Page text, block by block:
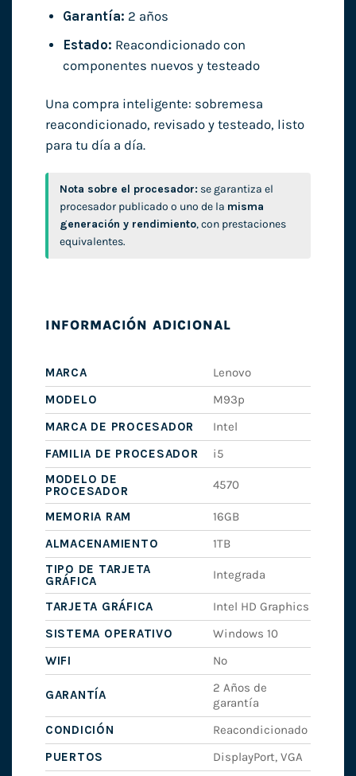
Garantía: 2 años
Estado: Reacondicionado con
componentes nuevos y testeado
Una compra inteligente: sobremesa
reacondicionado, revisado y testeado, listo
para tu día a día.
Nota sobre el procesador: se garantiza el
procesador publicado o uno de la misma
generación y rendimiento, con prestaciones
equivalentes.
INFORMACIÓN ADICIONAL
MARCA
Lenovo
MODELO
M93p
MARCA DE PROCESADOR
Intel
FAMILIA DE PROCESADOR
i5
MODELO DE
PROCESADOR
4570
MEMORIA RAM
16GB
ALMACENAMIENTO
1TB
TIPO DE TARJETA
GRÁFICA
Integrada
TARJETA GRÁFICA
Intel HD Graphics
SISTEMA OPERATIVO
Windows 10
WIFI
No
GARANTÍA
2 Años de
garantía
CONDICIÓN
Reacondicionado
PUERTOS
DisplayPort, VGA